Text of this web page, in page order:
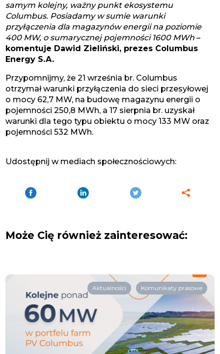
samym kolejny, ważny punkt ekosystemu
Columbus. Posiadamy w sumie warunki
przyłączenia dla magazynów energii na poziomie
400 MW, o sumarycznej pojemności 1600 MWh –
komentuje Dawid Zieliński, prezes Columbus
Energy S.A.
Przypomnijmy, że 21 września br. Columbus
otrzymał warunki przyłączenia do sieci przesyłowej
o mocy 62,7 MW, na budowę magazynu energii o
pojemności 250,8 MWh, a 17 sierpnia br. uzyskał
warunki dla tego typu obiektu o mocy 133 MW oraz
pojemności 532 MWh.
Udostępnij w mediach społecznościowych:
Może Cię również zainteresować:
Aktualności Komunikaty prasowe